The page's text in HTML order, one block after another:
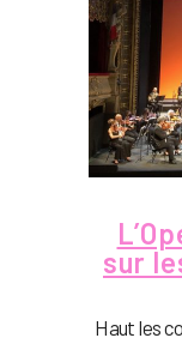
sur
Haut les